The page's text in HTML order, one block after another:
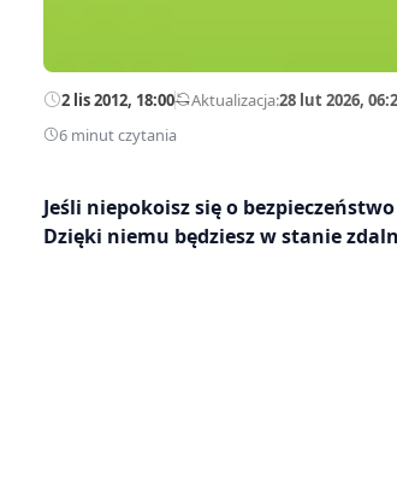
2 lis 2012, 18:00—Aktualizacja:28 lut 2026,
6 minut czytania
Jeśli niepokoisz się o
Dzięki niemu będziesz w stanie